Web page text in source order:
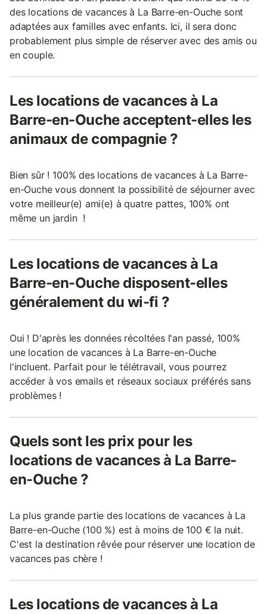
des locations de vacances à La Barre-en-Ouche sont
adaptées aux familles avec enfants. Ici, il sera donc
probablement plus simple de réserver avec des amis ou
en couple.
Les locations de vacances à La
Barre-en-Ouche acceptent-elles les
animaux de compagnie ?
Bien sûr ! 100% des locations de vacances à La Barre-
en-Ouche vous donnent la possibilité de séjourner avec
votre meilleur(e) ami(e) à quatre pattes, 100% ont
même un jardin !
Les locations de vacances à La
Barre-en-Ouche disposent-elles
généralement du wi-fi ?
Oui ! D'après les données récoltées l'an passé, 100%
une location de vacances à La Barre-en-Ouche
l'incluent. Parfait pour le télétravail, vous pourrez
accéder à vos emails et réseaux sociaux préférés sans
problèmes !
Quels sont les prix pour les
locations de vacances à La Barre-
en-Ouche ?
La plus grande partie des locations de vacances à La
Barre-en-Ouche (100 %) est à moins de 100 € la nuit.
C'est la destination rêvée pour réserver une location de
vacances pas chère !
Les locations de vacances à La